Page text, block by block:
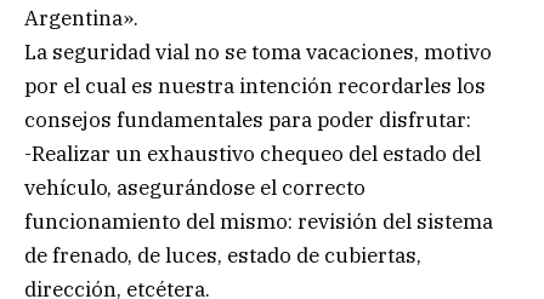
Argentina».
La seguridad vial no se toma vacaciones, motivo
por el cual es nuestra intención recordarles los
consejos fundamentales para poder disfrutar:
-Realizar un exhaustivo chequeo del estado del
vehículo, asegurándose el correcto
funcionamiento del mismo: revisión del sistema
de frenado, de luces, estado de cubiertas,
dirección, etcétera.